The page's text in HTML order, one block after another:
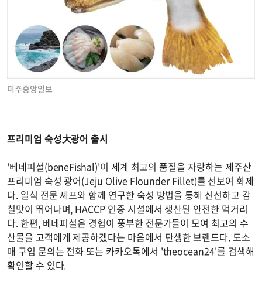
미주중앙일보
프리미엄 숙성大광어 출시
'베네피셜(beneFishal)'이 세계 최고의 품질을 자랑하는 제주산
프리미엄 숙성 광어(Jeju Olive Flounder Fillet)를 선보여 화제
다. 일식 전문 셰프와 함께 연구한 숙성 방법을 통해 신선하고 감
칠맛이 뛰어나며, HACCP 인증 시설에서 생산된 안전한 먹거리
다. 한편, 베네피셜은 경험이 풍부한 전문가들이 모여 최고의 수
산물을 고객에게 제공하겠다는 마음에서 탄생한 브랜드다. 도소
매 구입 문의는 전화 또는 카카오톡에서 'theocean24'를 검색해
확인할 수 있다.